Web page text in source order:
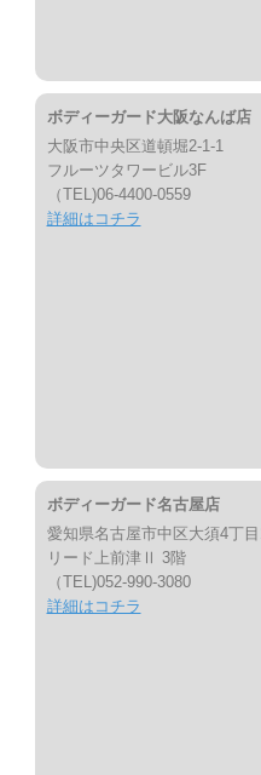
ボディーガード大阪なんば店
大阪市中央区道頓堀2-1-1
フルーツタワービル3F
（TEL)06-4400-0559
詳細はコチラ
ボディーガード名古屋店
愛知県名古屋市中区大須4丁
リード上前津Ⅱ 3階
（TEL)052-990-3080
詳細はコチラ